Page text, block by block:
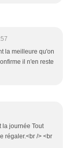
la meilleure qu'on
il n'en reste
la journée Tout
régaler.<br /> <br